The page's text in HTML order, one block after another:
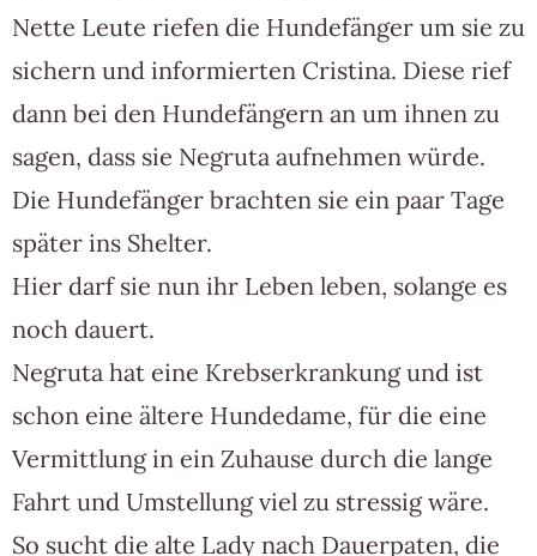
Nette Leute riefen die Hundefänger um sie zu
sichern und informierten Cristina. Diese rief
dann bei den Hundefängern an um ihnen zu
sagen, dass sie Negruta aufnehmen würde.
Die Hundefänger brachten sie ein paar Tage
später ins Shelter.
Hier darf sie nun ihr Leben leben, solange es
noch dauert.
Negruta hat eine Krebserkrankung und ist
schon eine ältere Hundedame, für die eine
Vermittlung in ein Zuhause durch die lange
Fahrt und Umstellung viel zu stressig wäre.
So sucht die alte Lady nach Dauerpaten, die